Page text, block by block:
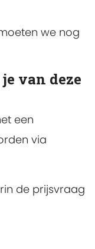
we nog
van deze
een
via
de prijsvraag